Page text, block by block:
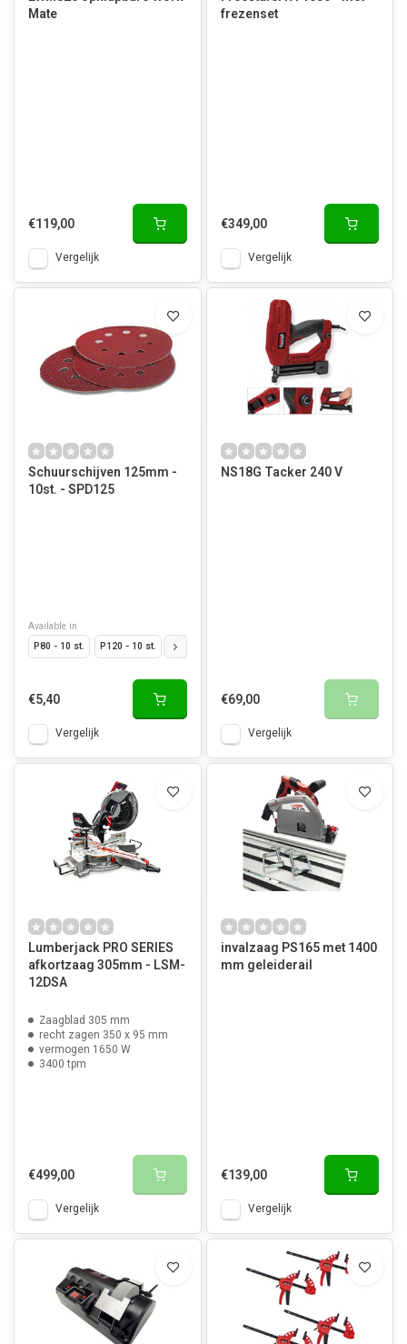
Mate
€119,00
Vergelijk
frezenset
€349,00
Vergelijk
Schuurschijven 125mm -
10st. - SPD125
Available in
P80 - 10 st.
P120 - 10 st. P220 - 10 st.
€5,40
Vergelijk
NS18G Tacker 240 V
€69,00
Vergelijk
Lumberjack PRO SERIES
afkortzaag 305mm - LSM-
12DSA
Zaagblad 305 mm
recht zagen 350 x 95 mm
vermogen 1650 W
3400 tpm
€499,00
Vergelijk
invalzaag PS165 met 1400
mm geleiderail
€139,00
Vergelijk